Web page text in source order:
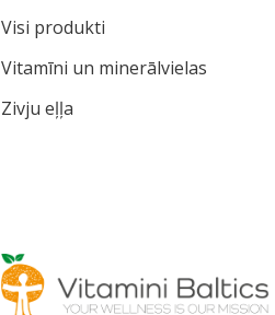
Visi produkti
Vitamīni un minerālvielas
Zivju eļļa